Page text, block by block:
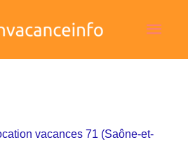
vacances 71 (Saône-et-